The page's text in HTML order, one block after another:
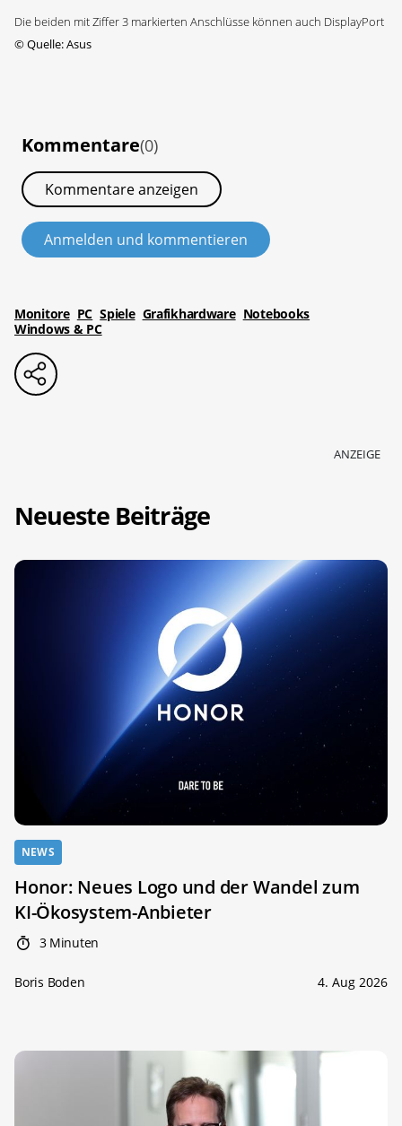
Die beiden mit Ziffer 3 markierten Anschlüsse können auch DisplayPort
©Quelle: Asus
Kommentare(0)
Kommentare anzeigen
Anmelden und kommentieren
Monitore PC Spiele Grafikhardware Notebooks
Windows & PC
ANZEIGE
Neueste Beiträge
NEWS
Honor: Neues Logo und der Wandel zum
KI-Ökosystem-Anbieter
3 Minuten
Boris Boden 4. Aug 2026